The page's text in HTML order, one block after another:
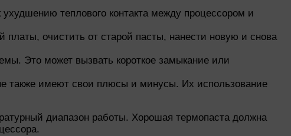
теплового контакта между процессором и
очистить от старой пасты, нанести новую и снова
Это может вызвать короткое замыкание или
также имеют свои плюсы и минусы. Их использование
диапазон работы. Хорошая термопаста должна